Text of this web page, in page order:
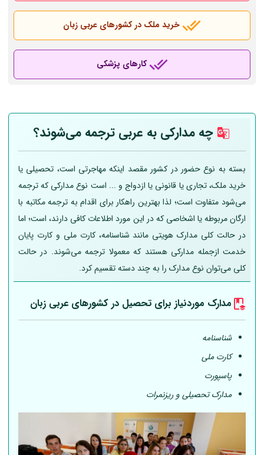
خرید ملک در کشورهای عربی زبان
کارهای پزشکی
چه مدارکی به عربی ترجمه می‌شوند؟
بسته به نوع حضور در کشور مقصد اینکه مهاجرتی است، تحصیلی یا
خرید ملک، تجاری یا قانونی یا ازدواج و ... است نوع مدارکی که ترجمه
می‌شود متفاوت است؛ لذا بهترین راهکار برای اقدام به ترجمه مکاتبه با
ارگان مربوطه یا اشخاصی که در این مورد اطلاعات کافی دارند، است؛ اما
در حالت کلی مدارک هویتی مانند شناسنامه، کارت ملی و کارت پایان
خدمت ازجمله مدارکی هستند که معمولا ترجمه می‌شوند. در حالت
کلی می‌توان نوع مدارک را به چند دسته تقسیم کرد.
مدارک موردنیاز برای تحصیل در کشورهای عربی زبان
شناسنامه
کارت ملی
پاسپورت
مدارک تحصیلی و ریزنمرات